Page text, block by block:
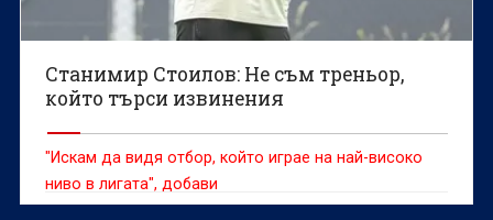
Станимир Стоилов: Не съм треньор,
който търси извинения
"Искам да видя отбор, който играе на най-високо
ниво в лигата", добави